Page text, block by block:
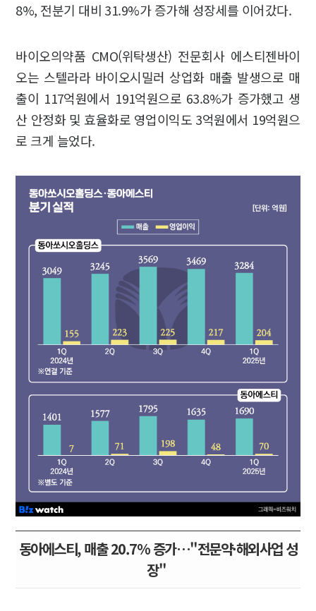
8%, 전분기 대비 31.9%가 증가해 성장세를 이어갔다.
바이오의약품 CMO(위탁생산) 전문회사 에스티젠바이
오는 스텔라라 바이오시밀러 상업화 매출 발생으로 매
출이 117억원에서 191억원으로 63.8%가 증가했고 생
산 안정화 및 효율화로 영업이익도 3억원에서 19억원으
로 크게 늘었다.
동아에스티, 매출 20.7% 증가…"전문약·해외사업 성
장"